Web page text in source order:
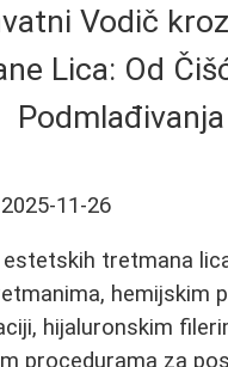
Vodič
Lica: Od
Podmlađivanja
2025-11-26
tretmana
hemijskim
hijaluronskim
procedurama za